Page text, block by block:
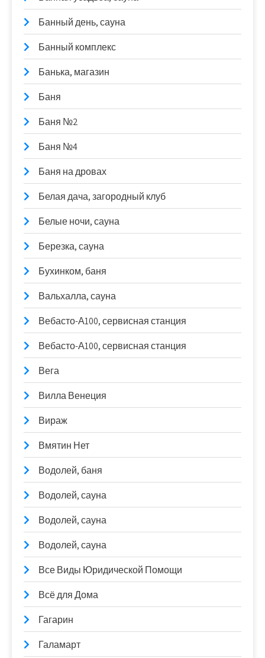
Банный день, сауна
Банный комплекс
Банька, магазин
Баня
Баня №2
Баня №4
Баня на дровах
Белая дача, загородный клуб
Белые ночи, сауна
Березка, сауна
Бухинком, баня
Вальхалла, сауна
Вебасто-А100, сервисная станция
Вебасто-А100, сервисная станция
Вега
Вилла Венеция
Вираж
Вмятин Нет
Водолей, баня
Водолей, сауна
Водолей, сауна
Водолей, сауна
Все Виды Юридической Помощи
Всё для Дома
Гагарин
Галамарт